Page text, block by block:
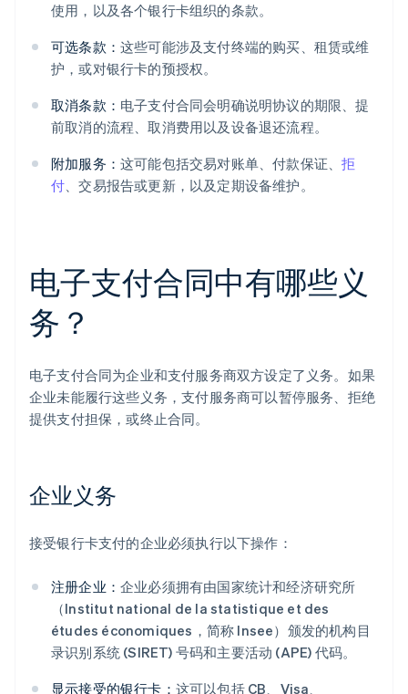
使用，以及各个银行卡组织的条款。
可选条款： 这些可能涉及支付终端的购买、租赁或维
护，或对银行卡的预授权。
取消条款： 电子支付合同会明确说明协议的期限、提
前取消的流程、取消费用以及设备退还流程。
附加服务： 这可能包括交易对账单、付款保证、拒
付、交易报告或更新，以及定期设备维护。
电子支付合同中有哪些义
务？
电子支付合同为企业和支付服务商双方设定了义务。如果
企业未能履行这些义务，支付服务商可以暂停服务、拒绝
提供支付担保，或终止合同。
企业义务
接受银行卡支付的企业必须执行以下操作：
注册企业： 企业必须拥有由国家统计和经济研究所
（Institut national de la statistique et des
études économiques，简称 Insee）颁发的机构目
录识别系统 (SIRET) 号码和主要活动 (APE) 代码。
显示接受的银行卡： 这可以包括 CB、Visa、